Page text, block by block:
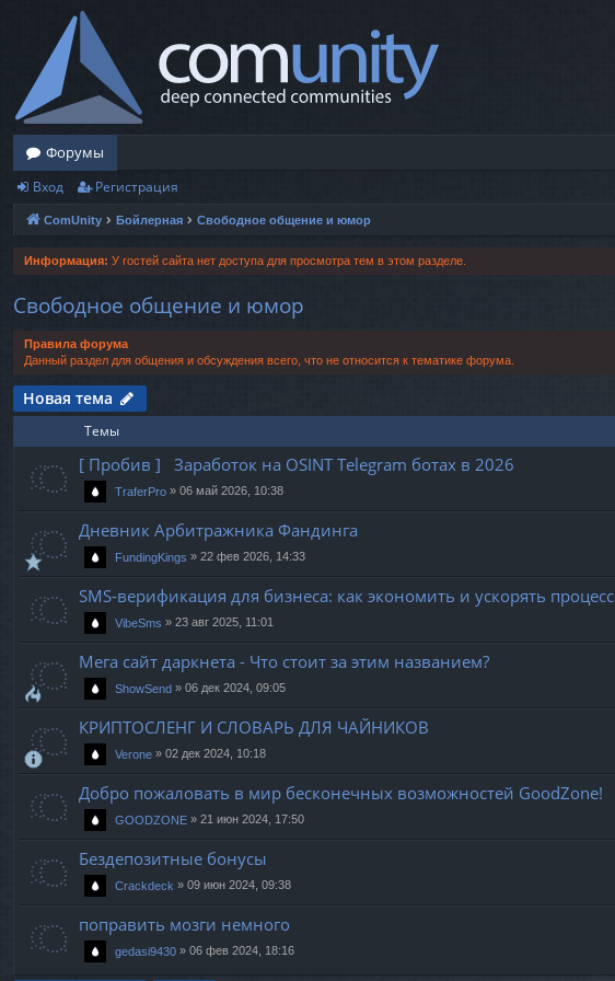
Форумы
Вход Регистрация
ComUnity Бойлерная Свободное общение и юмор
Информация: У гостей сайта нет доступа для просмотра тем в этом разделе.
Свободное общение и юмор
Правила форума
Данный раздел для общения и обсуждения всего, что не относится к тематике форума.
Новая тема
Темы
[ Пробив ] Заработок на OSINT Telegram ботах в 2026
TraferPro » 06 май 2026, 10:38
Дневник Арбитражника Фандинга
FundingKings » 22 фев 2026, 14:33
SMS-верификация для бизнеса: как экономить и ускорять процесс
VibeSms » 23 авг 2025, 11:01
Мега сайт даркнета - Что стоит за этим названием?
ShowSend » 06 дек 2024, 09:05
КРИПТОСЛЕНГ И СЛОВАРЬ ДЛЯ ЧАЙНИКОВ
Verone » 02 дек 2024, 10:18
Добро пожаловать в мир бесконечных возможностей GoodZone!
GOODZONE » 21 июн 2024, 17:50
Бездепозитные бонусы
Crackdeck » 09 июн 2024, 09:38
поправить мозги немного
gedasi9430 » 06 фев 2024, 18:16